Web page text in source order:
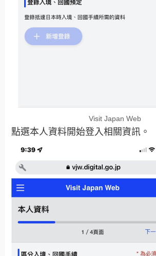
Visit Japan Web
點選本人資料開始登入相關資訊。